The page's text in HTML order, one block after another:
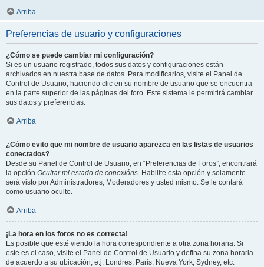
Arriba
Preferencias de usuario y configuraciones
¿Cómo se puede cambiar mi configuración?
Si es un usuario registrado, todos sus datos y configuraciones están
archivados en nuestra base de datos. Para modificarlos, visite el Panel de
Control de Usuario; haciendo clic en su nombre de usuario que se encuentra
en la parte superior de las páginas del foro. Este sistema le permitirá cambiar
sus datos y preferencias.
Arriba
¿Cómo evito que mi nombre de usuario aparezca en las listas de usuarios
conectados?
Desde su Panel de Control de Usuario, en “Preferencias de Foros”, encontrará
la opción Ocultar mi estado de conexións. Habilite esta opción y solamente
será visto por Administradores, Moderadores y usted mismo. Se le contará
como usuario oculto.
Arriba
¡La hora en los foros no es correcta!
Es posible que esté viendo la hora correspondiente a otra zona horaria. Si
este es el caso, visite el Panel de Control de Usuario y defina su zona horaria
de acuerdo a su ubicación, e.j. Londres, París, Nueva York, Sydney, etc.